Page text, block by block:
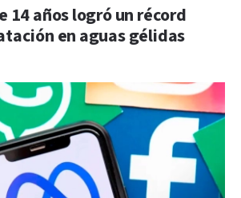
14 años logró un récord
en aguas gélidas